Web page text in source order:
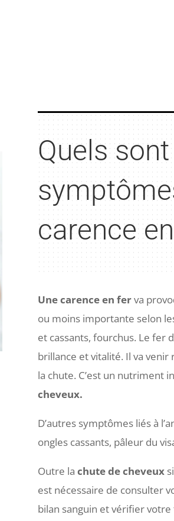
Quels
carence
Une carence en ferva
ou moins importante selon
et cassants, fourchus. Le fer
brillance et vitalité. Il va
la chute. C’est un nutriment
cheveux.
D’autres symptômes liés à
ongles cassants, pâleur du
Outre la chute de cheveux
est nécessaire de consulter
bilan sanguin et vérifier